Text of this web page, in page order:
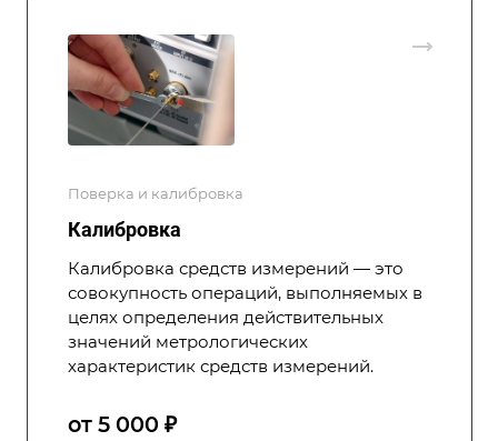
Поверка и калибровка
Калибровка
Калибровка средств измерений — это
совокупность операций, выполняемых в
целях определения действительных
значений метрологических
характеристик средств измерений.
от 5 000 ₽